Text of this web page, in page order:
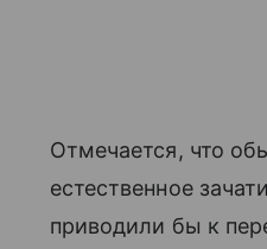
Отмечается, что
естественное
приводили бы к